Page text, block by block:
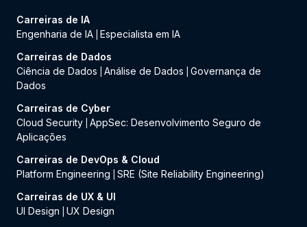
Carreiras de IA
Engenharia de IA Especialista em IA
Carreiras de Dados
Ciência de Dados
Análise de Dados
Governança de
Dados
Carreiras de Cyber
Cloud Security AppSec: Desenvolvimento Seguro de
Aplicações
Carreiras de DevOps & Cloud
Platform Engineering
SRE (Site Reliability Engineering)
Carreiras de UX & UI
UI Design
UX Design